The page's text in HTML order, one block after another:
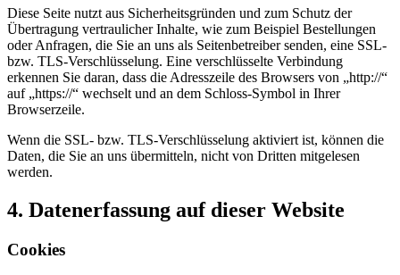
Diese Seite nutzt aus Sicherheitsgründen und zum Schutz der
Übertragung vertraulicher Inhalte, wie zum Beispiel Bestellungen
oder Anfragen, die Sie an uns als Seitenbetreiber senden, eine SSL-
bzw. TLS-Verschlüsselung. Eine verschlüsselte Verbindung
erkennen Sie daran, dass die Adresszeile des Browsers von „http://“
auf „https://“ wechselt und an dem Schloss-Symbol in Ihrer
Browserzeile.
Wenn die SSL- bzw. TLS-Verschlüsselung aktiviert ist, können die
Daten, die Sie an uns übermitteln, nicht von Dritten mitgelesen
werden.
4. Datenerfassung auf dieser Website
Cookies